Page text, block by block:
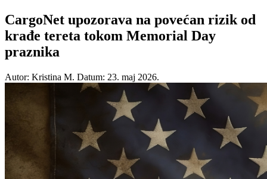
CargoNet upozorava na povećan rizik od
krađe tereta tokom Memorial Day
praznika
Autor: Kristina M. Datum: 23. maj 2026.